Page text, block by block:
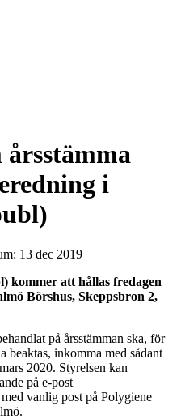
i
13 dec 2019
kommer att hållas fredagen
Börshus, Skeppsbron 2,
på årsstämman ska, för
beaktas, inkomma med sådant
2020. Styrelsen kan
på e-post
vanlig post på Polygiene